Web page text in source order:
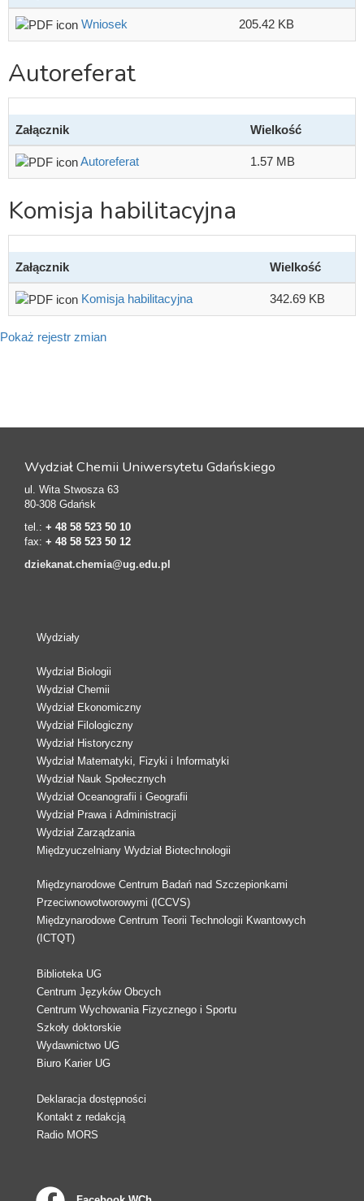
Wniosek 205.42 KB
Autoreferat
Załącznik Wielkość
Autoreferat 1.57 MB
Komisja habilitacyjna
Załącznik Wielkość
Komisja habilitacyjna 342.69 KB
Pokaż rejestr zmian
Wydział Chemii Uniwersytetu Gdańskiego
ul. Wita Stwosza 63
80-308 Gdańsk
tel.: + 48 58 523 50 10
fax: + 48 58 523 50 12
dziekanat.chemia@ug.edu.pl
Wydziały
Wydział Biologii
Wydział Chemii
Wydział Ekonomiczny
Wydział Filologiczny
Wydział Historyczny
Wydział Matematyki, Fizyki i Informatyki
Wydział Nauk Społecznych
Wydział Oceanografii i Geografii
Wydział Prawa i Administracji
Wydział Zarządzania
Międzyuczelniany Wydział Biotechnologii
Międzynarodowe Centrum Badań nad Szczepionkami
Przeciwnowotworowymi (ICCVS)
Międzynarodowe Centrum Teorii Technologii Kwantowych
(ICTQT)
Biblioteka UG
Centrum Języków Obcych
Centrum Wychowania Fizycznego i Sportu
Szkoły doktorskie
Wydawnictwo UG
Biuro Karier UG
Deklaracja dostępności
Kontakt z redakcją
Radio MORS